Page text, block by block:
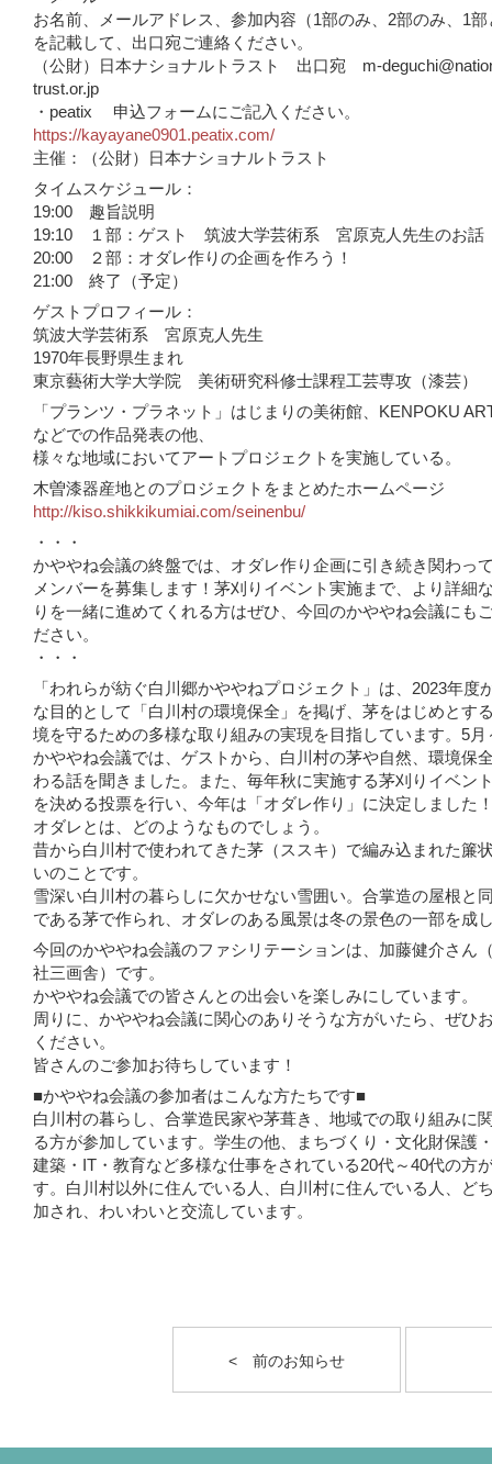
お名前、メールアドレス、参加内容（1部のみ、2部のみ、1部
を記載して、出口宛ご連絡ください。
（公財）日本ナショナルトラスト 出口宛 m-
trust.or.jp
・peatix 申込フォームにご記入ください。
https://kayayane0901.peatix.com/
主催：（公財）日本ナショナルトラスト
タイムスケジュール：
19:00 趣旨説明
19:10 １部：ゲスト 筑波大学芸術系 宮原克人先生のお話
20:00 ２部：オダレ作りの企画を作ろう！
21:00 終了（予定）
ゲストプロフィール：
筑波大学芸術系 宮原克人先生
1970年長野県生まれ
東京藝術大学大学院 美術研究科修士課程工芸専攻（漆芸）
「プランツ・プラネット」はじまりの美術館、KENPOKU
などでの作品発表の他、
様々な地域においてアートプロジェクトを実施している。
木曽漆器産地とのプロジェクトをまとめたホームページ
http://kiso.shikkikumiai.com/seinenbu/
・・・
かややね会議の終盤では、オダレ作り企画に引き続き関わっ
メンバーを募集します！茅刈りイベント実施まで、より詳細
りを一緒に進めてくれる方はぜひ、今回のかややね会議にも
ださい。
・・・
「われらが紡ぐ白川郷かややねプロジェクト」は、2023年度
な目的として「白川村の環境保全」を掲げ、茅をはじめとす
境を守るための多様な取り組みの実現を目指しています。5月
かややね会議では、ゲストから、白川村の茅や自然、環境保
わる話を聞きました。また、毎年秋に実施する茅刈りイベン
を決める投票を行い、今年は「オダレ作り」に決定しました
オダレとは、どのようなものでしょう。
昔から白川村で使われてきた茅（ススキ）で編み込まれた簾
いのことです。
雪深い白川村の暮らしに欠かせない雪囲い。合掌造の屋根と
である茅で作られ、オダレのある風景は冬の景色の一部を成
今回のかややね会議のファシリテーションは、加藤健介さん
社三画舎）です。
かややね会議での皆さんとの出会いを楽しみにしています。
周りに、かややね会議に関心のありそうな方がいたら、ぜひ
ください。
皆さんのご参加お待ちしています！
■かややね会議の参加者はこんな方たちです■
白川村の暮らし、合掌造民家や茅葺き、地域での取り組みに
る方が参加しています。学生の他、まちづくり・文化財保護
建築・IT・教育など多様な仕事をされている20代～40代の方
す。白川村以外に住んでいる人、白川村に住んでいる人、ど
加され、わいわいと交流しています。
< 前のお知らせ